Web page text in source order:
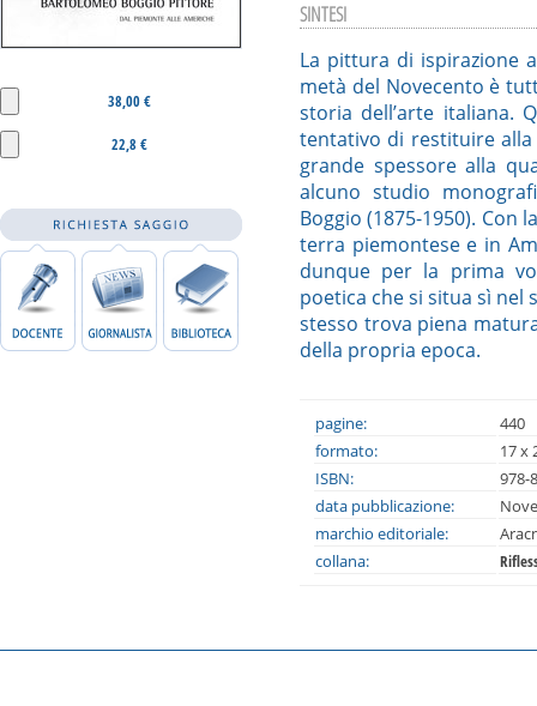
38,00 €
22,8 €
SINTESI
La pittura di ispirazione
metà del Novecento è
storia dell’arte italiana.
tentativo di restituire
grande spessore alla
alcuno studio
Boggio (1875-1950). Con
terra piemontese e in
dunque per la prima
poetica che si situa sì nel
stesso trova piena
della propria epoca.
pagine:
440
formato:
17 x
ISBN:
978-
data pubblicazione:
marchio editoriale:
collana: